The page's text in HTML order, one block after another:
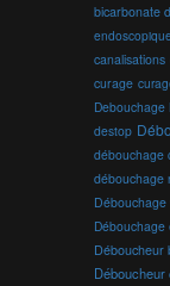
bicarbonate
canalisations
curage
Debouchage
destop
débouchage
débouchage
Débouchage
Déboucheur
Déboucheur